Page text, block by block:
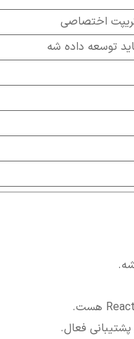
اختصاصی
توسعه داده شه